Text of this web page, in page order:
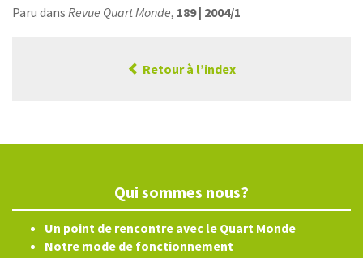
Paru dans Revue Quart Monde, 189 | 2004/1
Retour à l’index
Qui sommes nous?
Un point de rencontre avec le Quart Monde
Notre mode de fonctionnement